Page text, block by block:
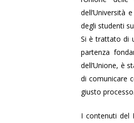
dell’Università
degli studenti
Si è trattato di
partenza
dell’Unione, è
di comunicare
giusto processo.
I contenuti del